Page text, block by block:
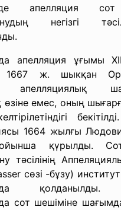
апелляция
негізгі
апелляция ұғымы
1667 ж. шыкқан
апелляциялық
өзіне емес, оның
1664 жылғы
қүрылды.
тәсілінің
сөзі -бұзу)
қолданылды.
сот шешіміне